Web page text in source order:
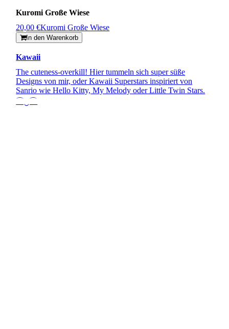
Kuromi Große Wiese
20,00 €Kuromi Große Wiese
In den Warenkorb
Kawaii
The cuteness-overkill! Hier tummeln sich super süße
Designs von mir, oder Kawaii Superstars inspiriert von
Sanrio wie Hello Kitty, My Melody oder Little Twin Stars.
⌒‿⌒